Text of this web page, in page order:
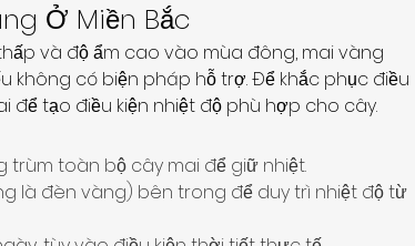
Ở Miền Bắc
và độ ẩm cao vào mùa đông, mai vàng
không có biện pháp hỗ trợ. Để khắc phục điều
để tạo điều kiện nhiệt độ phù hợp cho cây.
trùm toàn bộ cây mai để giữ nhiệt.
là đèn vàng) bên trong để duy trì nhiệt độ từ